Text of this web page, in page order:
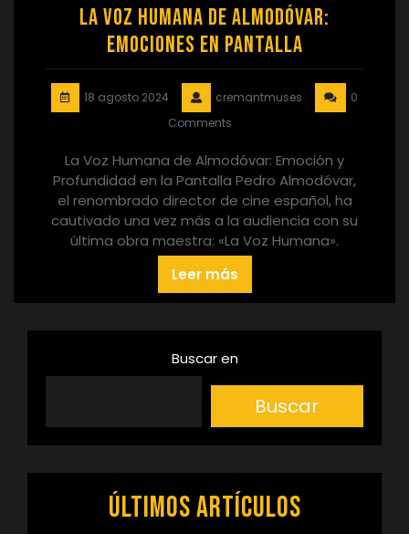
La Voz Humana de Almodóvar:
Emociones en Pantalla
18 agosto 2024 cremantmuses
0
Comments
La Voz Humana de Almodóvar: Emoción y
Profundidad en la Pantalla Pedro Almodóvar,
el renombrado director de cine español, ha
cautivado una vez más a la audiencia con su
última obra maestra: «La Voz Humana».
Leer más
Buscar en
Buscar
Últimos artículos